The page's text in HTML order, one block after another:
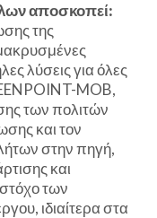
αποσκοπεί:
της
λύσεις για όλες
MOB,
των πολιτών
και τον
στην πηγή,
και
των
ιδιαίτερα στα